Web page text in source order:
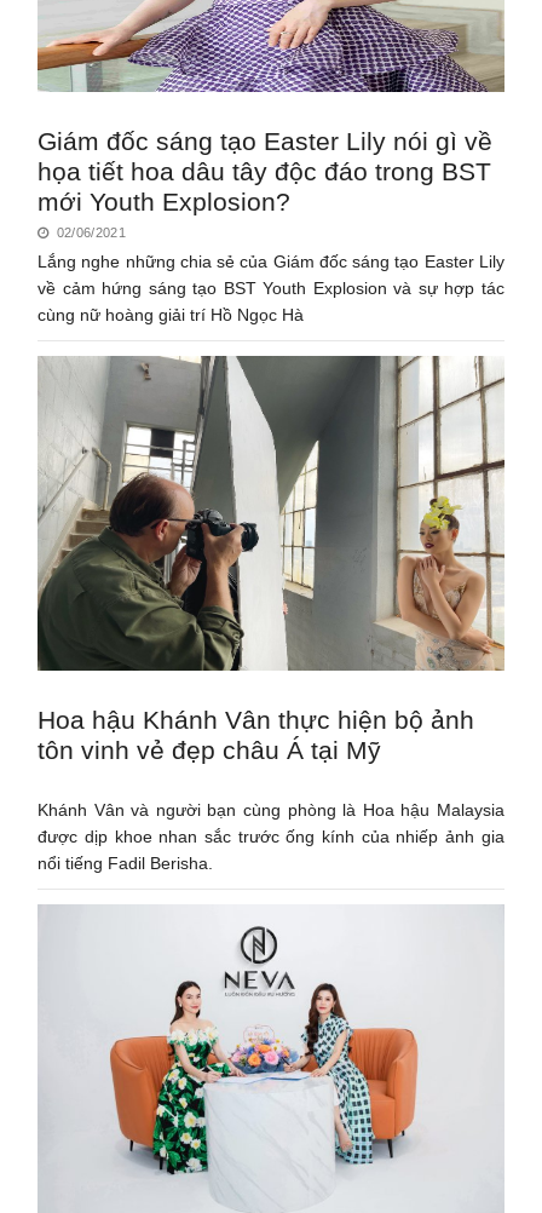
Giám đốc sáng tạo Easter Lily nói gì về
họa tiết hoa dâu tây độc đáo trong BST
mới Youth Explosion?
02/06/2021
Lắng nghe những chia sẻ của Giám đốc sáng tạo Easter Lily
về cảm hứng sáng tạo BST Youth Explosion và sự hợp tác
cùng nữ hoàng giải trí Hồ Ngọc Hà
Hoa hậu Khánh Vân thực hiện bộ ảnh
tôn vinh vẻ đẹp châu Á tại Mỹ
Khánh Vân và người bạn cùng phòng là Hoa hậu Malaysia
được dịp khoe nhan sắc trước ống kính của nhiếp ảnh gia
nổi tiếng Fadil Berisha.